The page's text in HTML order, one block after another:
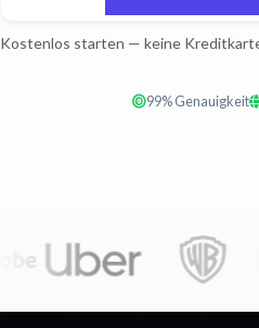
Kostenlos starten — keine
99% Genauigkeit